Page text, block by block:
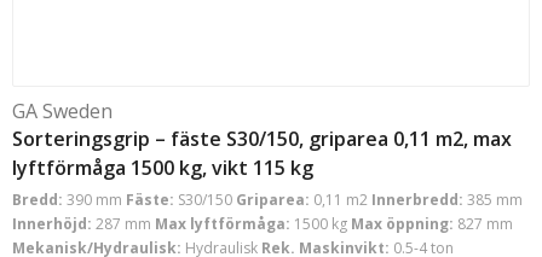
GA Sweden
Sorteringsgrip – fäste S30/150, griparea 0,11 m2, max
lyftförmåga 1500 kg, vikt 115 kg
Bredd: 390 mm Fäste: S30/150 Griparea: 0,11 m2 Innerbredd: 385 mm
Innerhöjd: 287 mm Max lyftförmåga: 1500 kg Max öppning: 827 mm
Mekanisk/Hydraulisk: Hydraulisk Rek. Maskinvikt: 0.5-4 ton